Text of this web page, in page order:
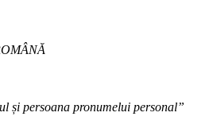
și persoana pronumelui personal”